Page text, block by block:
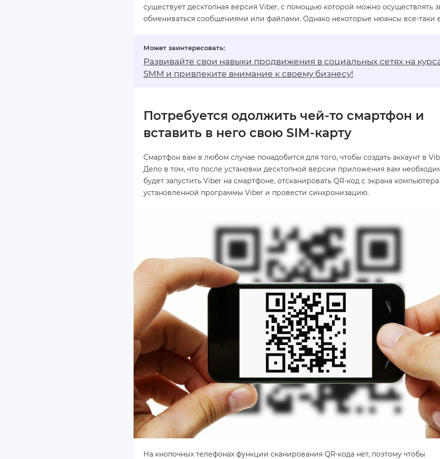
существует десктопная версия Viber, с помощью которой можно осуществлять
обмениваться сообщениями или файлами. Однако некоторые нюансы все-таки
Развивайте свои навыки продвижения в социальных сетях на
SMM и привлеките внимание к своему бизнесу!
Потребуется одолжить чей-то смартфон и
вставить в него свою SIM-карту
Смартфон вам в любом случае понадобится для того, чтобы создать аккаунт в
Дело в том, что после установки десктопной версии приложения вам
будет запустить Viber на смартфоне, отсканировать QR-код с экрана компьютера
установленной программы Viber и провести синхронизацию.
На кнопочных телефонах функции сканирования QR-кода нет, поэтому чтобы